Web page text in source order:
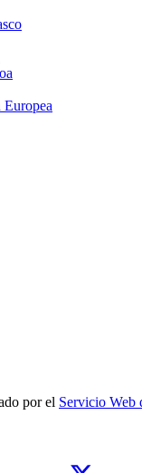
por el Servicio Web